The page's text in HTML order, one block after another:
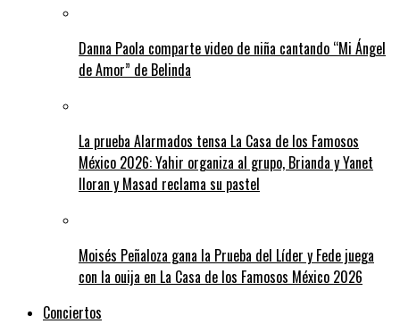
Danna Paola comparte video de niña cantando “Mi Ángel
de Amor” de Belinda
La prueba Alarmados tensa La Casa de los Famosos
México 2026: Yahir organiza al grupo, Brianda y Yanet
lloran y Masad reclama su pastel
Moisés Peñaloza gana la Prueba del Líder y Fede juega
con la ouija en La Casa de los Famosos México 2026
Conciertos